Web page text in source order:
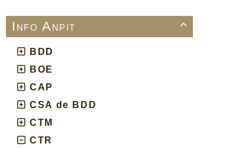

Info Anpit
BDD
BOE
CAP
CSA de BDD
CTM
CTR